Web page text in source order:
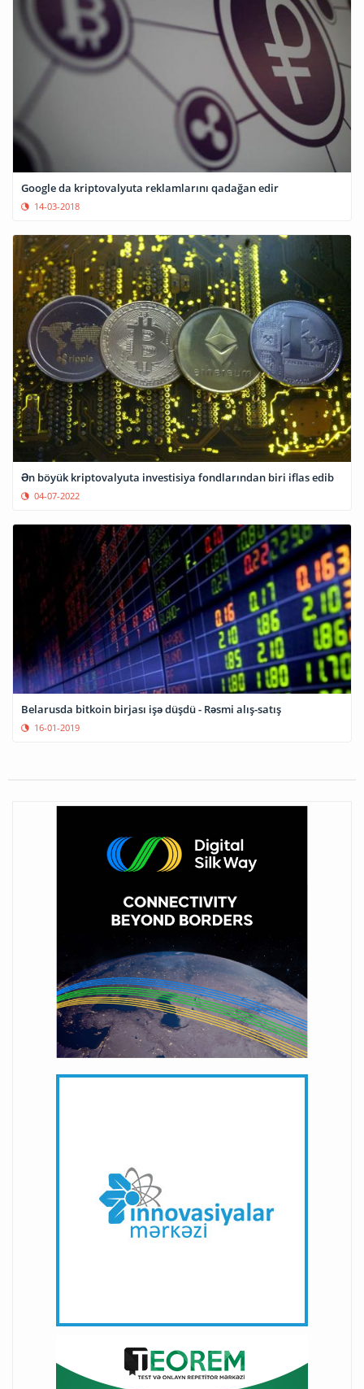
Google da kriptovalyuta reklamlarını qadağan edir
14-03-2018
Ən böyük kriptovalyuta investisiya fondlarından biri iflas edib
04-07-2022
Belarusda bitkoin birjası işə düşdü - Rəsmi alış-satış
16-01-2019